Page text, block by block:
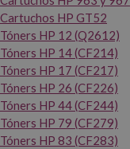
Cartuchos HP GT52
Tóners HP 12 (Q2612)
Tóners HP 14 (CF214)
Tóners HP 17 (CF217)
Tóners HP 26 (CF226)
Tóners HP 44 (CF244)
Tóners HP 79 (CF279)
Tóners HP 83 (CF283)